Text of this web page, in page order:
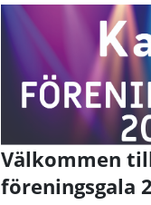
Välkommen
föreningsgala